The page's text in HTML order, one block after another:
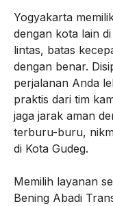
Yogyakarta
dengan kota lain
lintas, batas
dengan benar.
perjalanan Anda
praktis dari tim
jaga jarak aman
terburu-buru,
di Kota Gudeg.
Memilih layanan
Bening Abadi